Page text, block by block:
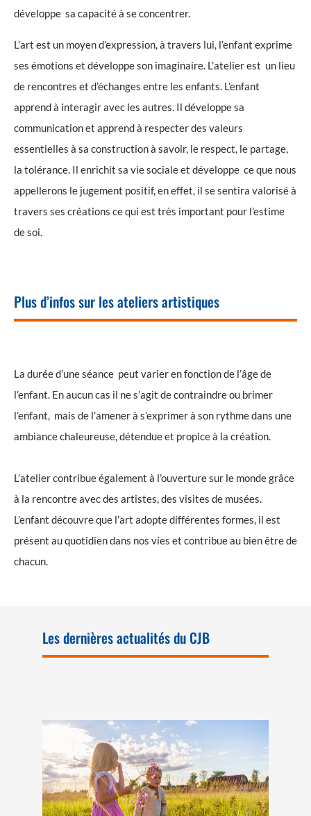
développe sa capacité à se concentrer.
L’art est un moyen d’expression, à travers lui, l’enfant exprime
ses émotions et développe son imaginaire. L’atelier est un lieu
de rencontres et d’échanges entre les enfants. L’enfant
apprend à interagir avec les autres. Il développe sa
communication et apprend à respecter des valeurs
essentielles à sa construction à savoir, le respect, le partage,
la tolérance. Il enrichit sa vie sociale et développe ce que nous
appellerons le jugement positif, en effet, il se sentira valorisé à
travers ses créations ce qui est très important pour l’estime
de soi.
Plus d’infos sur les ateliers artistiques
La durée d’une séance peut varier en fonction de l’âge de
l’enfant. En aucun cas il ne s’agit de contraindre ou brimer
l’enfant, mais de l’amener à s’exprimer à son rythme dans une
ambiance chaleureuse, détendue et propice à la création.
L’atelier contribue également à l’ouverture sur le monde grâce
à la rencontre avec des artistes, des visites de musées.
L’enfant découvre que l’art adopte différentes formes, il est
présent au quotidien dans nos vies et contribue au bien être de
chacun.
Les dernières actualités du CJB